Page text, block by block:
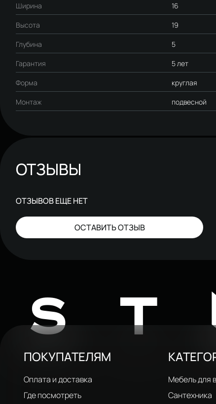
Ширина 16
Высота 19
Глубина 5
Гарантия 5 лет
Форма круглая
Монтаж подвесной
ОТЗЫВЫ
ОТЗЫВОВ ЕЩЕ НЕТ
ОСТАВИТЬ ОТЗЫВ
ST
ПОКУПАТЕЛЯМ
Оплата и доставка
Где посмотреть
Мебель для
Сантехника